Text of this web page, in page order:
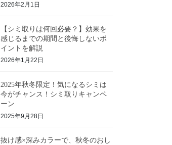
2026年2月1日
【シミ取りは何回必要？】効果を
感じるまでの期間と後悔しないポ
イントを解説
2026年1月22日
2025年秋冬限定！気になるシミは
今がチャンス！シミ取りキャンペ
ーン
2025年9月28日
抜け感×深みカラーで、秋冬のおし